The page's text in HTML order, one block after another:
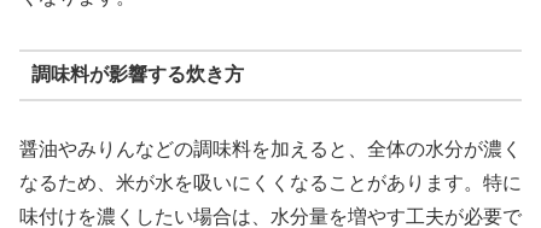
調味料が影響する炊き方
醤油やみりんなどの調味料を加えると、全体の水分が濃く
なるため、米が水を吸いにくくなることがあります。特に
味付けを濃くしたい場合は、水分量を増やす工夫が必要で